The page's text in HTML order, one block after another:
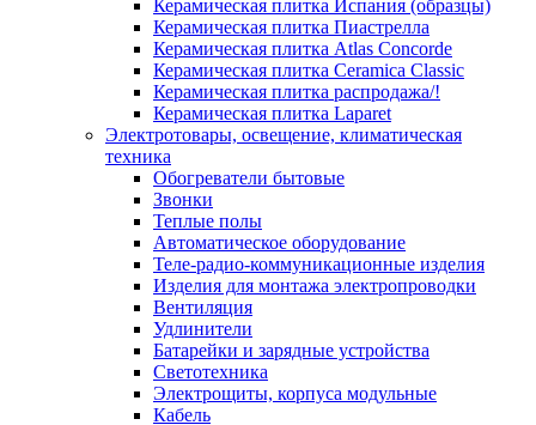
Керамическая плитка Испания (образцы)
Керамическая плитка Пиастрелла
Керамическая плитка Atlas Concorde
Керамическая плитка Ceramica Classic
Керамическая плитка распродажа/!
Керамическая плитка Laparet
Электротовары, освещение, климатическая
техника
Обогреватели бытовые
Звонки
Теплые полы
Автоматическое оборудование
Теле-радио-коммуникационные изделия
Изделия для монтажа электропроводки
Вентиляция
Удлинители
Батарейки и зарядные устройства
Светотехника
Электрощиты, корпуса модульные
Кабель